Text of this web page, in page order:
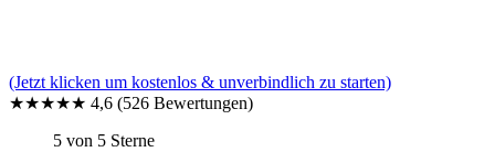
(Jetzt klicken um kostenlos & unverbindlich zu starten)
★★★★★ 4,6 (526 Bewertungen)
5 von 5 Sterne